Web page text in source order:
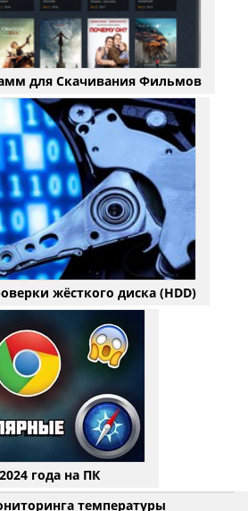
для Скачивания Фильмов
жёсткого диска (HDD)
года на ПК
температуры